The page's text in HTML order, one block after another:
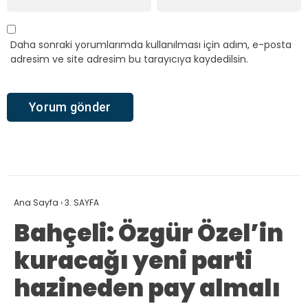
Daha sonraki yorumlarımda kullanılması için adım, e-posta
adresim ve site adresim bu tarayıcıya kaydedilsin.
Ana Sayfa ›3. SAYFA
Bahçeli: Özgür Özel’in
kuracağı yeni parti
hazineden pay almalı